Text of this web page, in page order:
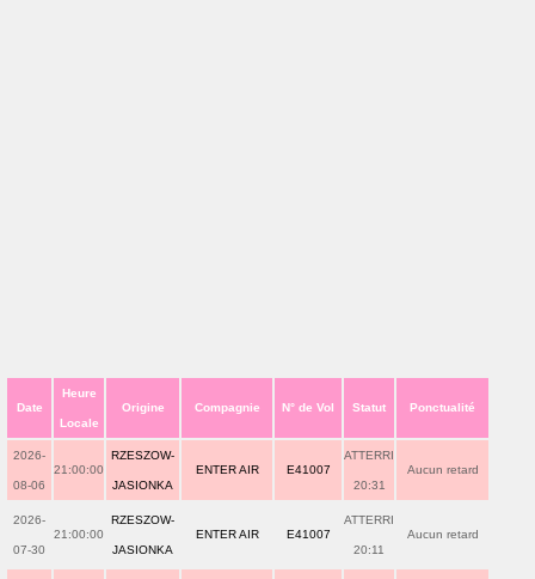
Date
Heure
Locale
Origine Compagnie N° de Vol Statut Ponctualité
2026-
08-06
21:00:00
RZESZOW-
JASIONKA
ENTER AIR E41007
ATTERRI
20:31
Aucun retard
2026-
07-30
21:00:00
RZESZOW-
JASIONKA
ENTER AIR E41007
ATTERRI
20:11
Aucun retard